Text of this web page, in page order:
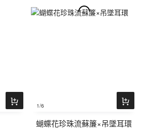
1/6
蝴蝶花珍珠流蘇簾×吊墜耳環